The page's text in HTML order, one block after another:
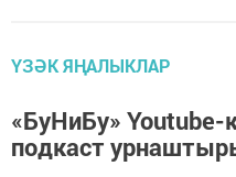
ҮЗӘК ЯҢАЛЫКЛАР
«БуНиБу»
подкаст